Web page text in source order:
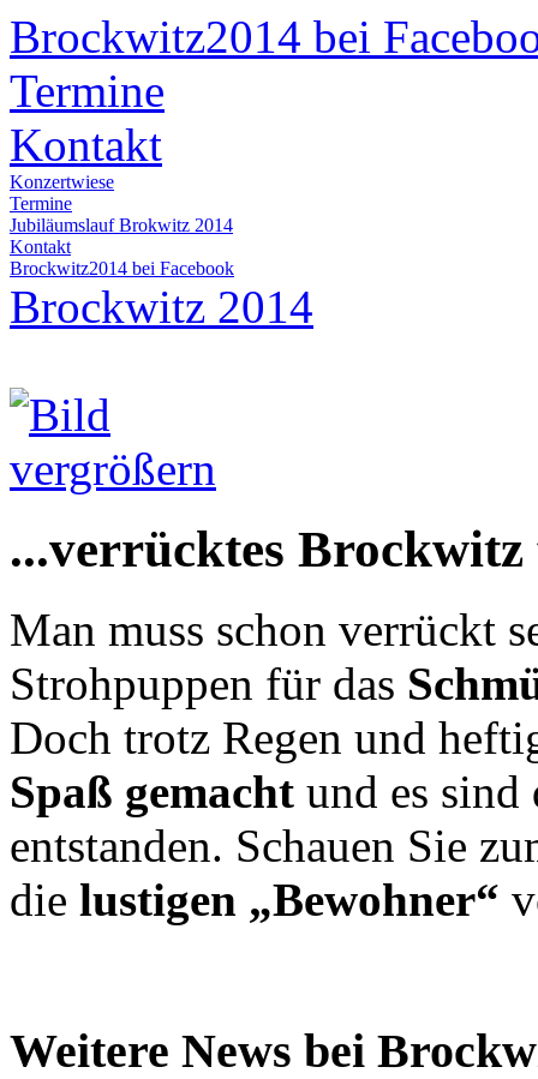
Brockwitz2014 bei
Termine
Kontakt
Konzertwiese
Termine
Jubiläumslauf Brokwitz 2014
Kontakt
Brockwitz2014 bei Facebook
Brockwitz 2014
...verrücktes
Man muss schon verrückt
Strohpuppen für das
Doch trotz Regen und
Spaß gemacht und es
entstanden. Schauen Sie
die lustigen „Bewohner“
Weitere News bei